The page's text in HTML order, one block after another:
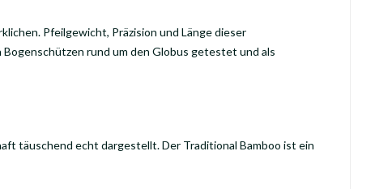
Pfeilgewicht, Präzision und Länge dieser
rund um den Globus getestet und als
täuschend echt dargestellt. Der Traditional Bamboo ist ein